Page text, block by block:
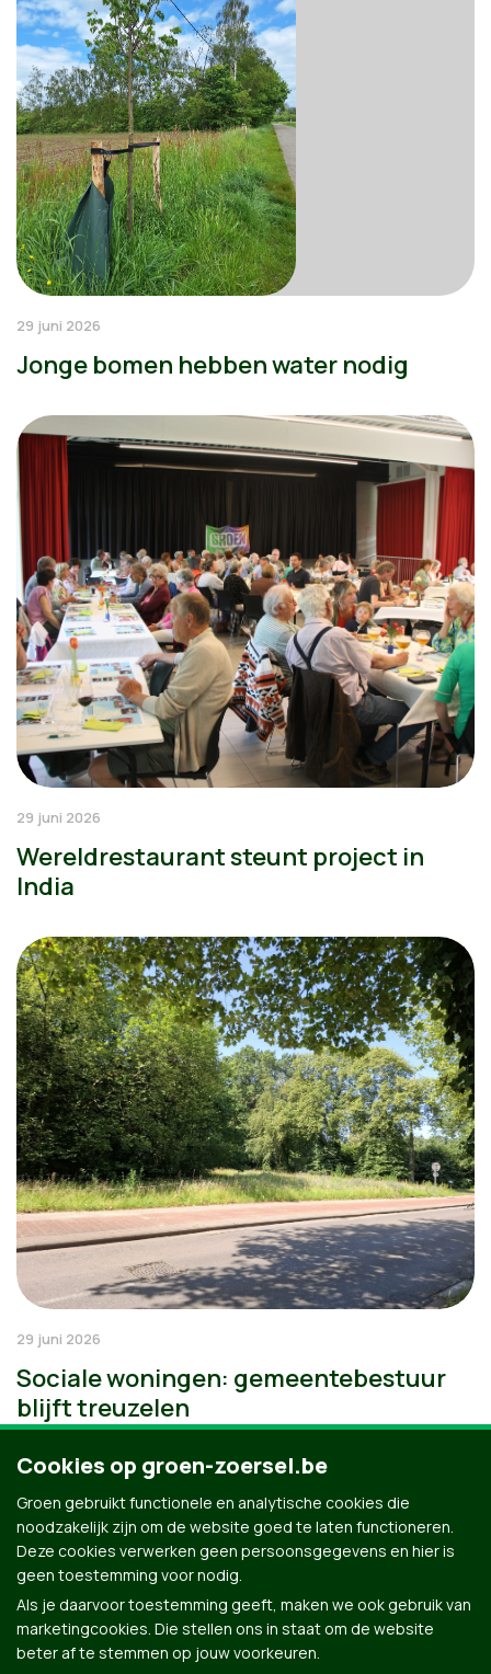
29 juni 2026
Jonge bomen hebben water nodig
29 juni 2026
Wereldrestaurant steunt project in
India
29 juni 2026
Sociale woningen: gemeentebestuur
blijft treuzelen
Cookies op groen-zoersel.be
Groen gebruikt functionele en analytische cookies die
noodzakelijk zijn om de website goed te laten functioneren.
Deze cookies verwerken geen persoonsgegevens en hier is
geen toestemming voor nodig.
Als je daarvoor toestemming geeft, maken we ook gebruik van
marketingcookies. Die stellen ons in staat om de website
beter af te stemmen op jouw voorkeuren.